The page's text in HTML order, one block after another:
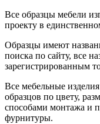
Все образцы мебели
проекту в
Образцы имеют
поиска по сайту, все
зарегистрированным
Все мебельные
образцов по цвету,
способами монтажа и
фурнитуры.